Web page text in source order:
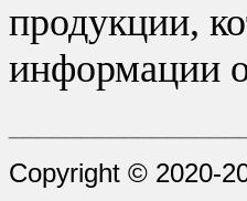
продукции,
информации
Copyright © 2020-